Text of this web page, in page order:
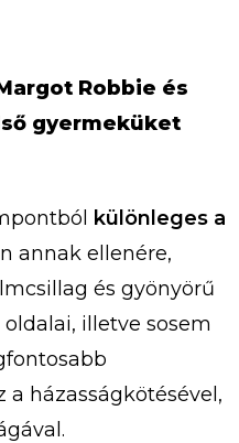
Robbie és
gyermeküket
különleges a
annak ellenére,
és gyönyörű
illetve sosem
házasságkötésével,